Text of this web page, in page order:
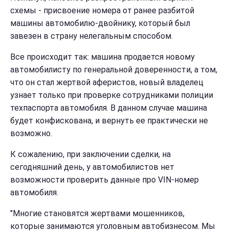
схемы - присвоение номера от ранее разбитой
машины автомобилю-двойнику, который был
завезен в страну нелегальным способом.
Все происходит так: машина продается новому
автомобилисту по генеральной доверенности, а том,
что он стал жертвой аферистов, новый владелец
узнает только при проверке сотрудниками полиции
техпаспорта автомобиля. В данном случае машина
будет конфискована, и вернуть ее практически не
возможно.
К сожалению, при заключении сделки, на
сегодняшний день, у автомобилистов нет
возможности проверить данные про VIN-номер
автомобиля.
"Многие становятся жертвами мошенников,
которые занимаются уголовным автобизнесом. Мы